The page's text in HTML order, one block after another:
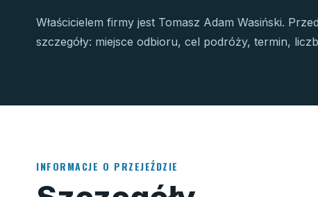
Właścicielem firmy jest Tomasz Adam Wasiński.
szczegóły: miejsce odbioru, cel podróży, termin,
INFORMACJE O PRZEJEŹDZIE